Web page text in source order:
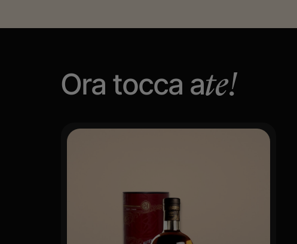
Ora tocca ate!